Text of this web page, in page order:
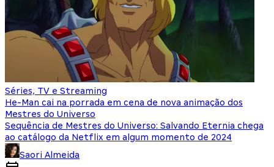
Séries, TV e Streaming
He-Man cai na porrada em cena de nova animação dos
Mestres do Universo
Sequência de Mestres do Universo: Salvando Eternia chega
ao catálogo da Netflix em algum momento de 2024
Saori Almeida